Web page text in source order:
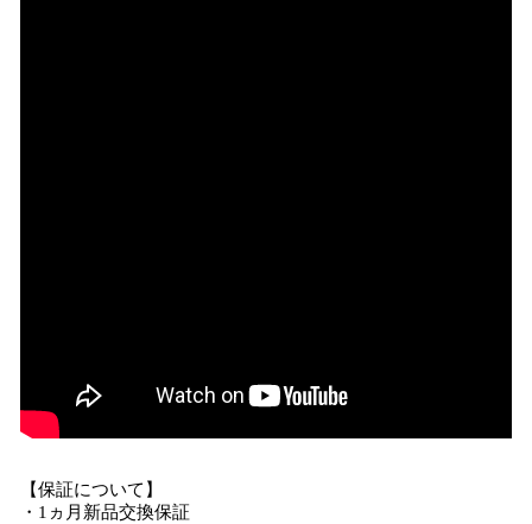
【保証について】
・1ヵ月新品交換保証